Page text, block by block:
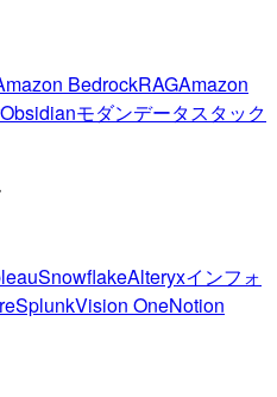
BedrockRAGAmazon
Obsidianモダンデータスタック
SnowflakeAlteryxインフォ
SplunkVision OneNotion